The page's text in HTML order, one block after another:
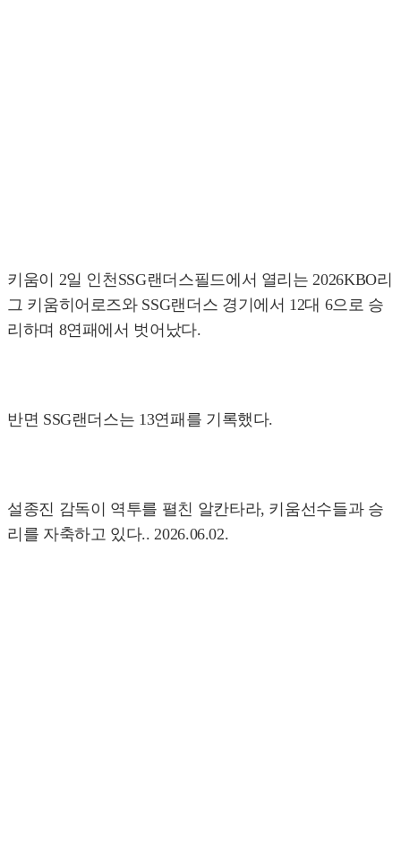
키움이 2일 인천SSG랜더스필드에서 열리는 2026KBO리
그 키움히어로즈와 SSG랜더스 경기에서 12대 6으로 승
리하며 8연패에서 벗어났다.
반면 SSG랜더스는 13연패를 기록했다.
설종진 감독이 역투를 펼친 알칸타라, 키움선수들과 승
리를 자축하고 있다.. 2026.06.02.